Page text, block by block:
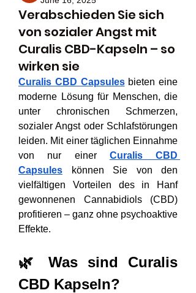
Verabschieden Sie sich
von sozialer Angst mit
Curalis CBD-Kapseln – so
wirken sie
Curalis CBD Capsules bieten eine
moderne Lösung für Menschen, die
unter chronischen Schmerzen,
sozialer Angst oder Schlafstörungen
leiden. Mit einer täglichen Einnahme
von nur einer Curalis CBD
Capsules können Sie von den
vielfältigen Vorteilen des in Hanf
gewonnenen Cannabidiols (CBD)
profitieren – ganz ohne psychoaktive
Effekte.
🌿 Was sind Curalis
CBD Kapseln?